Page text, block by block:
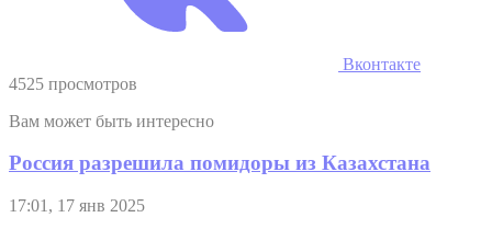
Вконтакте
4525 просмотров
Вам может быть интересно
Россия разрешила помидоры из Казахстана
17:01, 17 янв 2025